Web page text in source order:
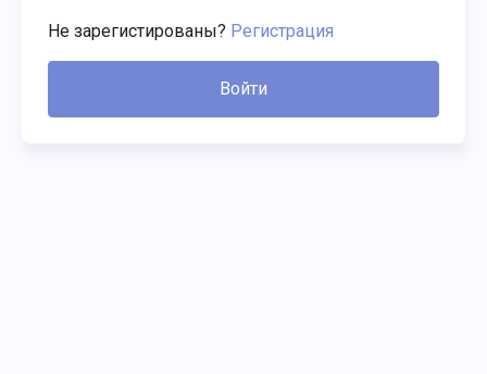
Не зарегистированы? Регистрация